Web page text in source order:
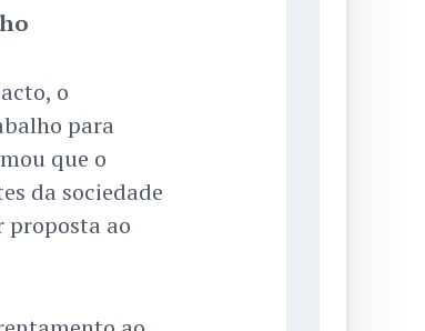
o
para
que o
da sociedade
proposta ao